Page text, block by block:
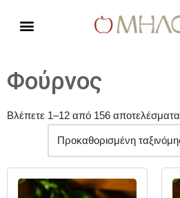
περιεχόμενο
Φούρνος
Βλέπετε 1–12 από 156 αποτελέσματα